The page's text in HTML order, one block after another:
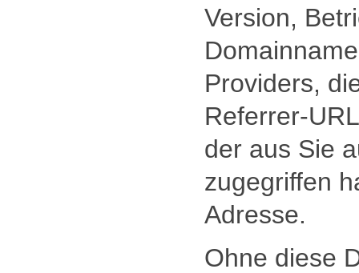
Version,
Providers,
Referrer-
der aus Sie
zugegriffen
Adresse.
Ohne diese